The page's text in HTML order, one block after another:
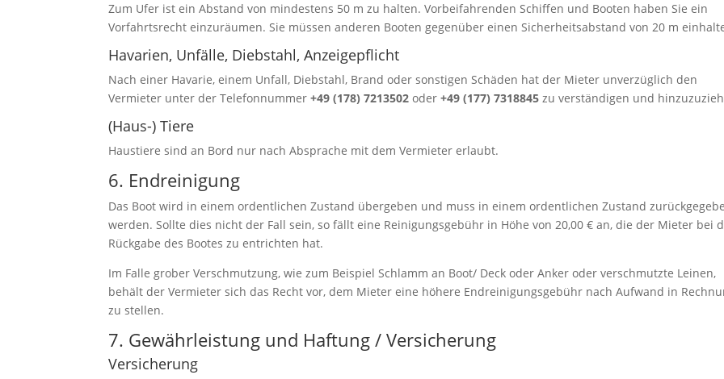
Zum Ufer ist ein Abstand von mindestens 50 m zu halten. Vorbeifahrenden Schiffen und Booten haben Sie ein
Vorfahrtsrecht einzuräumen. Sie müssen anderen Booten gegenüber einen Sicherheitsabstand von 20 m
Havarien, Unfälle, Diebstahl, Anzeigepflicht
Nach einer Havarie, einem Unfall, Diebstahl, Brand oder sonstigen Schäden hat der Mieter unverzüglich den
Vermieter unter der Telefonnummer+49 (178) 7213502 oder+49 (177) 7318845 zu verständigen und
(Haus-) Tiere
Haustiere sind an Bord nur nach Absprache mit dem Vermieter erlaubt.
6. Endreinigung
Das Boot wird in einem ordentlichen Zustand übergeben und muss in einem ordentlichen Zustand
werden. Sollte dies nicht der Fall sein, so fällt eine Reinigungsgebühr in Höhe von 20,00 € an, die der Mieter bei
Rückgabe des Bootes zu entrichten hat.
Im Falle grober Verschmutzung, wie zum Beispiel Schlamm an Boot/ Deck oder Anker oder verschmutzte Leinen,
behält der Vermieter sich das Recht vor, dem Mieter eine höhere Endreinigungsgebühr nach Aufwand in
zu stellen.
7. Gewährleistung und Haftung / Versicherung
Versicherung